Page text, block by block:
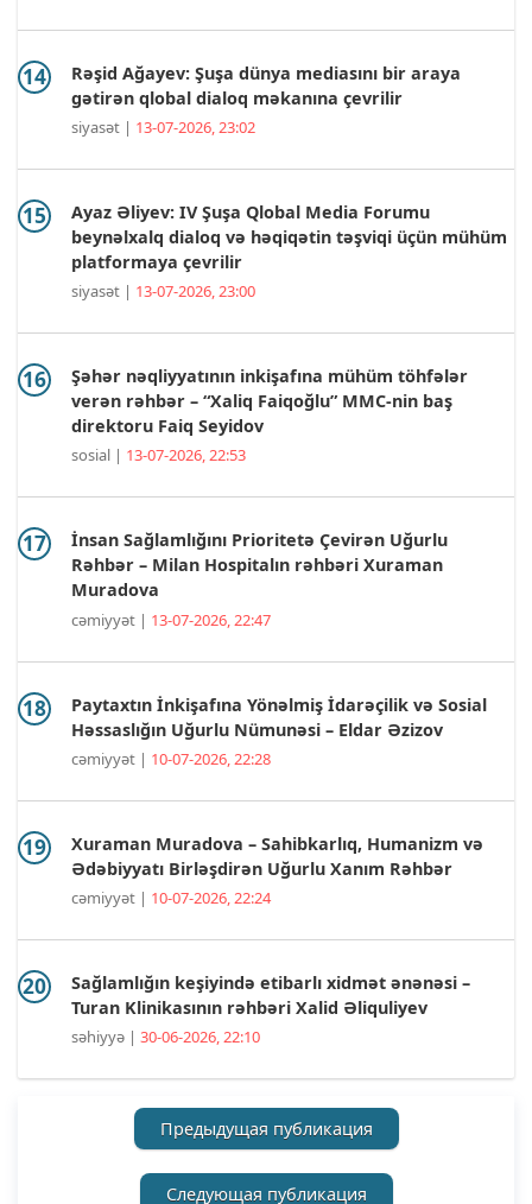
Rəşid Ağayev: Şuşa dünya mediasını bir araya
gətirən qlobal dialoq məkanına çevrilir
siyasət | 13-07-2026, 23:02
Ayaz Əliyev: IV Şuşa Qlobal Media Forumu
beynəlxalq dialoq və həqiqətin təşviqi üçün mühüm
platformaya çevrilir
siyasət | 13-07-2026, 23:00
Şəhər nəqliyyatının inkişafına mühüm töhfələr
verən rəhbər – “Xaliq Faiqoğlu” MMC-nin baş
direktoru Faiq Seyidov
sosial | 13-07-2026, 22:53
İnsan Sağlamlığını Prioritetə Çevirən Uğurlu
Rəhbər – Milan Hospitalın rəhbəri Xuraman
Muradova
cəmiyyət | 13-07-2026, 22:47
Paytaxtın İnkişafına Yönəlmiş İdarəçilik və Sosial
Həssaslığın Uğurlu Nümunəsi – Eldar Əzizov
cəmiyyət | 10-07-2026, 22:28
Xuraman Muradova – Sahibkarlıq, Humanizm və
Ədəbiyyatı Birləşdirən Uğurlu Xanım Rəhbər
cəmiyyət | 10-07-2026, 22:24
Sağlamlığın keşiyində etibarlı xidmət ənənəsi –
Turan Klinikasının rəhbəri Xalid Əliquliyev
səhiyyə | 30-06-2026, 22:10
Предыдущая публикация
Следующая публикация